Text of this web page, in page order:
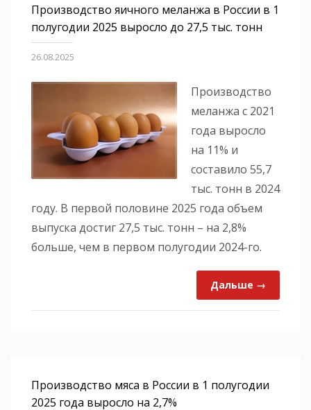
Производство яичного меланжа в России в 1
полугодии 2025 выросло до 27,5 тыс. тонн
26.08.2025
Производство
меланжа с 2021
года выросло
на 11% и
составило 55,7
тыс. тонн в 2024
году. В первой половине 2025 года объем
выпуска достиг 27,5 тыс. тонн – на 2,8%
больше, чем в первом полугодии 2024-го.
Дальше →
Производство мяса в России в 1 полугодии
2025 года выросло на 2,7%